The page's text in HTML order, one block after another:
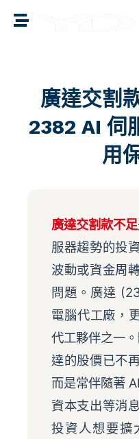
廣達交割
2382 AI 伺
用
廣達交割款不足
服器趨勢的投
波動或資金周
問題。廣達
電腦代工廠，
代工夥伴之一
達的股價已不
而是常伴隨著
資本支出等消
投資人想要擴